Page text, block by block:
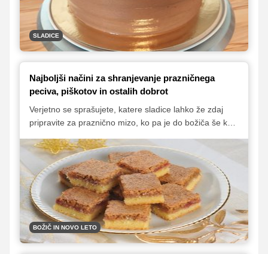
SLADICE
Najboljši načini za shranjevanje prazničnega
peciva, piškotov in ostalih dobrot
Verjetno se sprašujete, katere sladice lahko že zdaj
pripravite za praznično mizo, ko pa je do božiča še kar
shraniti in se seveda zadržati, da ne boste vsega
pojedli že prej.
BOŽIČ IN NOVO LETO